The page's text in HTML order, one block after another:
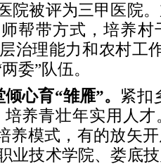
院被评为三甲医院
帮带方式，培养村
治理能力和农村工
委”队伍。
心育“雏雁”。 紧扣
培养青壮年实用人
养模式，有的放矢
业技术学院、娄底